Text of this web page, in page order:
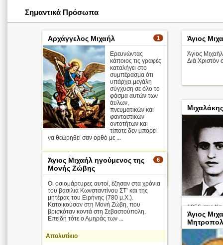
Σημαντικά Πρόσωπα
1
Αρχάγγελος Μιχαήλ
Ερευνώντας
κάποιος τις γραφές
καταλήγει στο
συμπέρασμα ότι
υπάρχει μεγάλη
σύγχυση σε όλο το
φάσμα αυτών των
άυλων,
πνευματικών και
φανταστικών
οντοτήτων και
τίποτε δεν μπορεί
να θεωρηθεί σαν ορθό με ...
8 Νοεμβρίου
Άγιος
Άγιος
Διὰ Χριστὸν
1956 στις
10 Μαΐου
6
Άγιος Μιχαήλ ηγούμενος της
Μονής Ζώβης
Οι οσιομάρτυρες αυτοί, έζησαν στα χρόνια
του βασιλιά Κωνσταντίνου ΣΤ’ και της
μητέρας του Ειρήνης (780 μ.Χ.).
Κατοικούσαν στη Μονή Ζώβη, που
βρισκόταν κοντά στη Σεβαστούπολη.
Επειδή τότε ο Αμηράς των ...
Απολυτίκιο
Άγιος